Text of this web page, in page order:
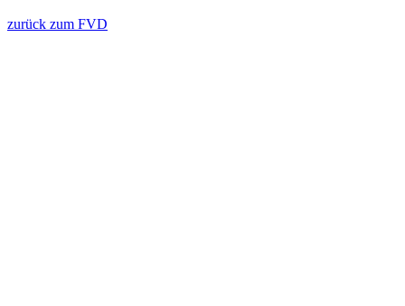
zurück zum FVD